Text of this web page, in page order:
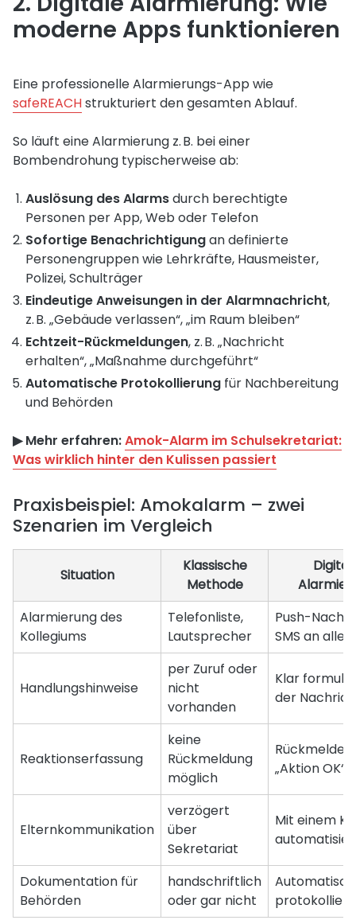
moderne Apps funktionieren
Eine professionelle Alarmierungs-App wie
safeREACHstrukturiert den gesamten Ablauf.
So läuft eine Alarmierung z. B. bei einer
Bombendrohung typischerweise ab:
Auslösung des Alarmsdurch berechtigte
Personen per App, Web oder Telefon
Sofortige Benachrichtigungan definierte
Personengruppen wie Lehrkräfte, Hausmeister,
Polizei, Schulträger
Eindeutige Anweisungen in der Alarmnachricht,
z. B. „Gebäude verlassen“, „im Raum bleiben“
Echtzeit-Rückmeldungen, z. B. „Nachricht
erhalten“, „Maßnahme durchgeführt“
Automatische Protokollierung für Nachbereitung
und Behörden
▶︎ Mehr erfahren:Amok-Alarm im Schulsekretariat:
Was wirklich hinter den Kulissen passiert
Praxisbeispiel: Amokalarm – zwei
Szenarien im Vergleich
Situation
Klassische
Methode
Alarmierung des
Kollegiums
Telefonliste,
Lautsprecher
Push-
SMS an alle
Handlungshinweise
per Zuruf oder
nicht
vorhanden
Klar
der
Reaktionserfassung
keine
Rückmeldung
möglich
„Aktion OK“
Elternkommunikation
verzögert
über
Sekretariat
Mit einem
Dokumentation für
Behörden
handschriftlich
oder gar nicht
Automatisch
protokolliert